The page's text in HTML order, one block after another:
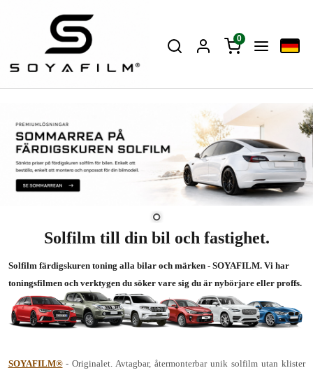
0
Solfilm till din bil och fastighet.
Solfilm färdigskuren toning alla bilar och märken - SOYAFILM. Vi har
toningsfilmen och verktygen du söker vare sig du är nybörjare eller proffs.
SOYAFILM®- Originalet. Avtagbar, återmonterbar unik solfilm utan klister